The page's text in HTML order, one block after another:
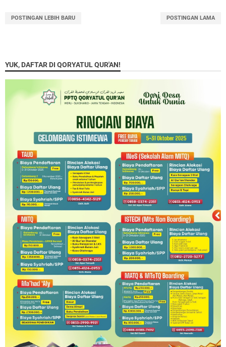
POSTINGAN LEBIH BARU POSTINGAN LAMA
YUK, DAFTAR DI QORYATUL QUR'AN!